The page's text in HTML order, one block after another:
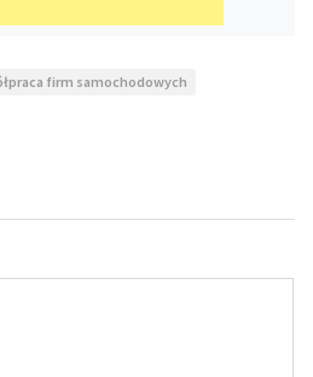
firm samochodowych